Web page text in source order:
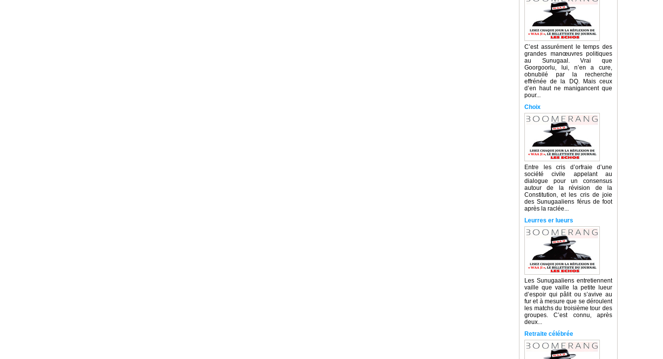
C’est assurément le temps des
grandes manœuvres politiques
au Sunugaal. Vrai que
Goorgoorlu, lui, n’en a cure,
obnubilé par la recherche
effrénée de la DQ. Mais ceux
d’en haut ne manigancent que
pour...
Choix
Entre les cris d’orfraie d’une
société civile appelant au
dialogue pour un consensus
autour de la révision de la
Constitution, et les cris de joie
des Sunugaaliens férus de foot
après la raclée...
Leurres er lueurs
Les Sunugaaliens entretiennent
vaille que vaille la petite lueur
d’espoir qui pâlit ou s’avive au
fur et à mesure que se déroulent
les matchs du troisième tour des
groupes. C’est connu, après
deux...
Retraite célébrée